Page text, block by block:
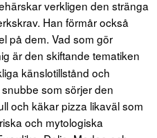
verkligen den stränga
Han förmår också
på dem. Vad som gör
är den skiftande tematiken
känslotillstånd och
som sörjer den
och käkar pizza likaväl som
och mytologiska